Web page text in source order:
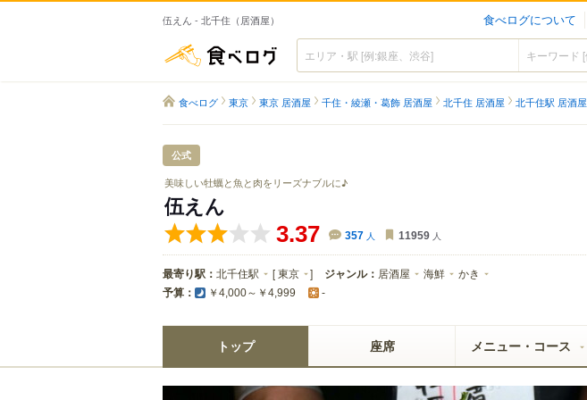
伍えん - 北千住（居酒屋） 食べログについて
食べログ
食べログ 東京 東京 居酒屋 千住・綾瀬・葛飾 居酒屋 北千住 居酒屋 北千住駅 居酒屋
公式
美味しい牡蠣と魚と肉をリーズナブルに♪
伍えん
3.37 357 人 11959 人
最寄り駅： 北千住駅 [東京 ] ジャンル： 居酒屋 海鮮 かき
予算： ￥4,000～￥4,999 -
トップ 座席 メニュー・コース